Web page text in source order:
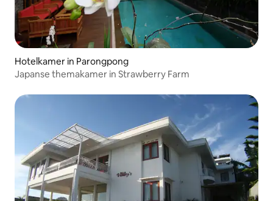
Hotelkamer in Parongpong
Japanse themakamer in Strawberry Farm